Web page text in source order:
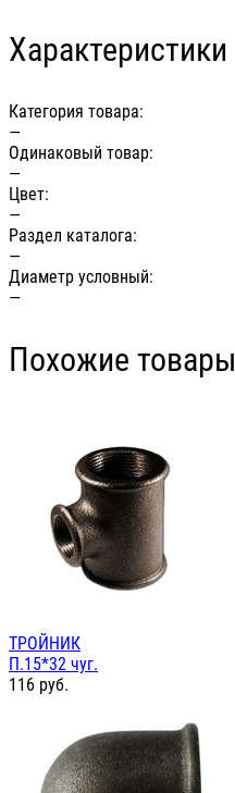
Характеристики
Категория товара:
—
Одинаковый товар:
—
Цвет:
—
Раздел каталога:
—
Диаметр условный:
—
Похожие товары
ТРОЙНИК
П.15*32 чуг.
116 руб.